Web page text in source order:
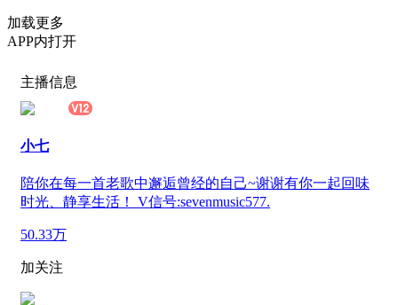
加载更多
APP内打开
主播信息
小七
陪你在每一首老歌中邂逅曾经的自己~谢谢有你一起回味
时光、静享生活！ V信号:sevenmusic577.
50.33万
加关注